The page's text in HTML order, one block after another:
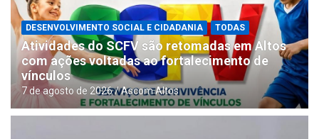
DESENVOLVIMENTO SOCIAL E CIDADANIA TODAS
Atividades do SCFV são retomadas em Altos
com ações voltadas ao fortalecimento de
vínculos
7 de agosto de 2026 Ascom Altos